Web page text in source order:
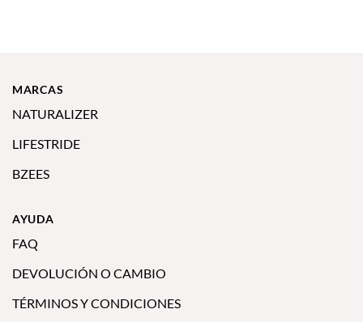
MARCAS
NATURALIZER
LIFESTRIDE
BZEES
AYUDA
FAQ
DEVOLUCIÓN O CAMBIO
TÉRMINOS Y CONDICIONES